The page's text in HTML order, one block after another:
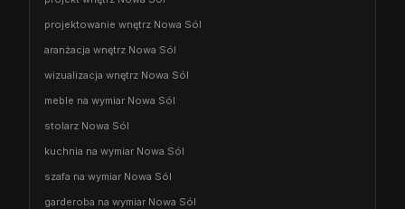
projektowanie wnętrz Nowa Sól
aranżacja wnętrz Nowa Sól
wizualizacja wnętrz Nowa Sól
meble na wymiar Nowa Sól
stolarz Nowa Sól
kuchnia na wymiar Nowa Sól
szafa na wymiar Nowa Sól
garderoba na wymiar Nowa Sól